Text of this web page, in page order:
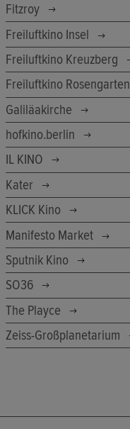
Fitzroy
Freiluftkino Insel
Freiluftkino Kreuzberg
Freiluftkino Rosengarten
Galiläakirche
hofkino.berlin
IL KINO
Kater
KLICK Kino
Manifesto Market
Sputnik Kino
SO36
The Playce
Zeiss-Großplanetarium